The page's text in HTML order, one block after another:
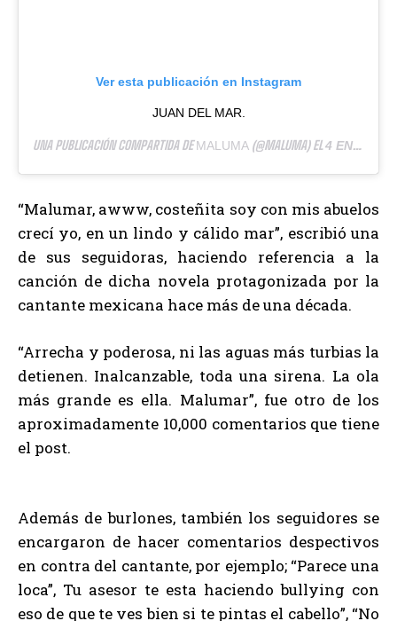
Ver esta publicación en Instagram
JUAN DEL MAR.
UNA PUBLICACIÓN COMPARTIDA DEMALUMA (@MALUMA) EL4 ENE, 2019 A LAS 12:02 PST
“Malumar, awww, costeñita soy con mis abuelos
crecí yo, en un lindo y cálido mar”, escribió una
de sus seguidoras, haciendo referencia a la
canción de dicha novela protagonizada por la
cantante mexicana hace más de una década.
“Arrecha y poderosa, ni las aguas más turbias la
detienen. Inalcanzable, toda una sirena. La ola
más grande es ella. Malumar”, fue otro de los
aproximadamente 10,000 comentarios que tiene
el post.
Además de burlones, también los seguidores se
encargaron de hacer comentarios despectivos
en contra del cantante, por ejemplo; “Parece una
loca”, Tu asesor te esta haciendo bullying con
eso de que te ves bien si te pintas el cabello”, “No